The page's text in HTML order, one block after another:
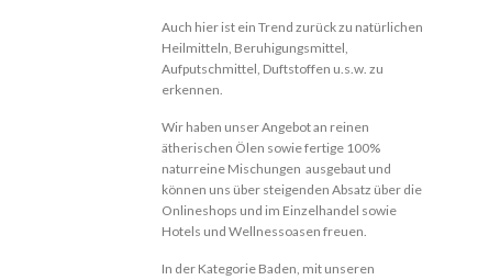
Auch hier ist ein Trend zurück zu natürlichen
Heilmitteln, Beruhigungsmittel,
Aufputschmittel, Duftstoffen u.s.w. zu
erkennen.
Wir haben unser Angebot an reinen
ätherischen Ölen sowie fertige 100%
naturreine Mischungen ausgebaut und
können uns über steigenden Absatz über die
Onlineshops und im Einzelhandel sowie
Hotels und Wellnessoasen freuen.
In der Kategorie Baden, mit unseren